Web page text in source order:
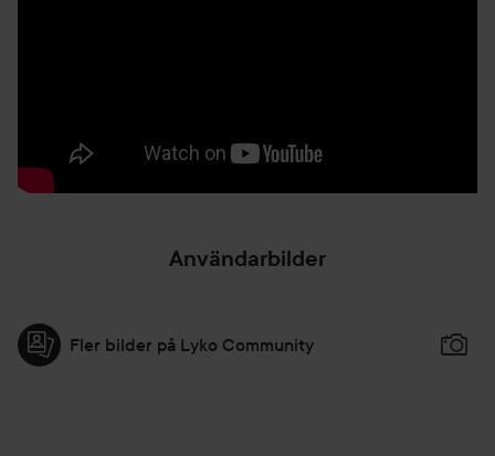
Användarbilder
Fler bilder på Lyko Community